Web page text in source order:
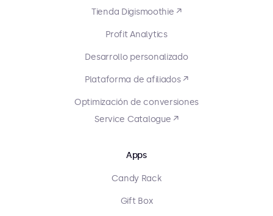
Tienda Digismoothie ↗
Profit Analytics
Desarrollo personalizado
Plataforma de afiliados ↗
Optimización de conversiones
Service Catalogue ↗
Apps
Candy Rack
Gift Box